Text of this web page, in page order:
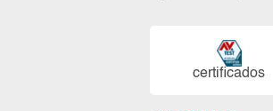
certi­ficados